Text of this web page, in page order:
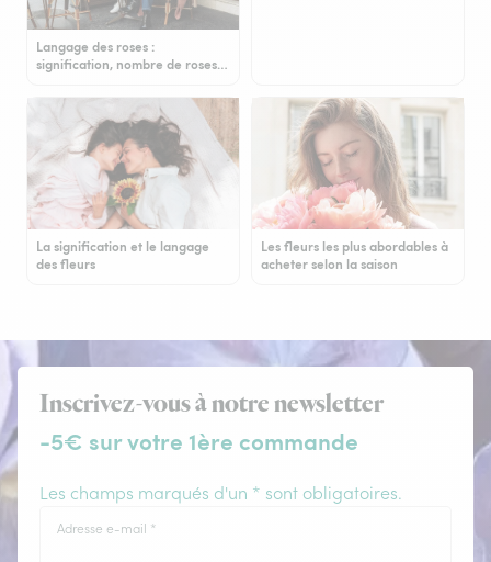
Langage des roses :
signification, nombre de roses…
La signification et le langage
des fleurs
Les fleurs les plus abordables à
acheter selon la saison
Inscrivez-vous à notre newsletter
-5€ sur votre 1ère commande
Les champs marqués d'un * sont obligatoires.
Adresse e-mail *